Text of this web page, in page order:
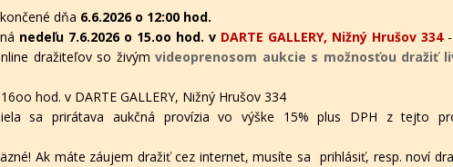
dňa 6.6.2026 o 12:00 hod.
nedeľu 7.6.2026 o 15.oo hod. v DARTE GALLERY, Nižný Hrušov 334
dražiteľov so živým videoprenosom aukcie s možnosťou dražiť
hod. v DARTE GALLERY, Nižný Hrušov 334
sa prirátava aukčná provízia vo výške 15% plus DPH z tejto
Ak máte záujem dražiť cez internet, musíte sa prihlásiť, resp. noví